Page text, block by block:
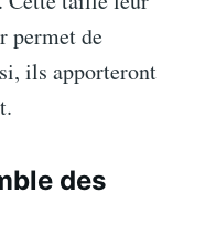
permet de
ils apporteront
des